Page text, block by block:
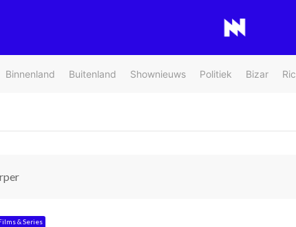
Binnenland Buitenland Shownieuws Politiek Bizar
& Series